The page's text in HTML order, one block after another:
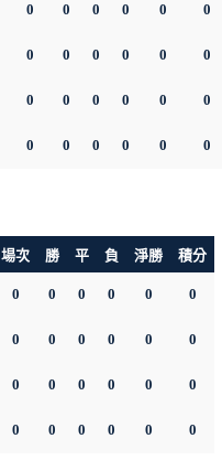
0 0 0 0 0 0
0 0 0 0 0 0
0 0 0 0 0 0
0 0 0 0 0 0
場次 勝 平 負 淨勝 積分
0 0 0 0 0 0
0 0 0 0 0 0
0 0 0 0 0 0
0 0 0 0 0 0